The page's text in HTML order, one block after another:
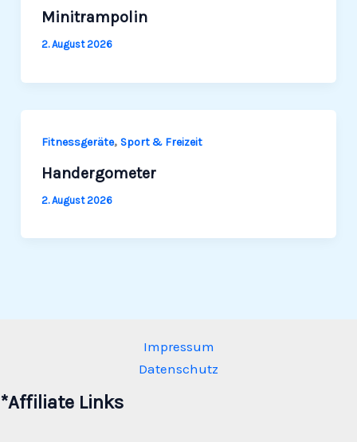
Minitrampolin
2. August 2026
Fit­ness­ge­räte, Sport & Freizeit
Handergometer
2. August 2026
Impressum
Datenschutz
*Affiliate Links